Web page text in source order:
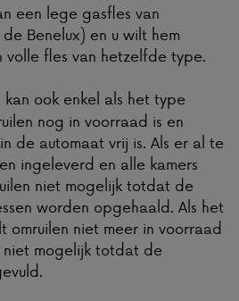
een lege gasfles van
Benelux) en u wilt hem
volle fles van hetzelfde type.
kan ook enkel als het type
nog in voorraad is en
de automaat vrij is. Als er al te
ingeleverd en alle kamers
niet mogelijk totdat de
worden opgehaald. Als het
omruilen niet meer in voorraad
niet mogelijk totdat de